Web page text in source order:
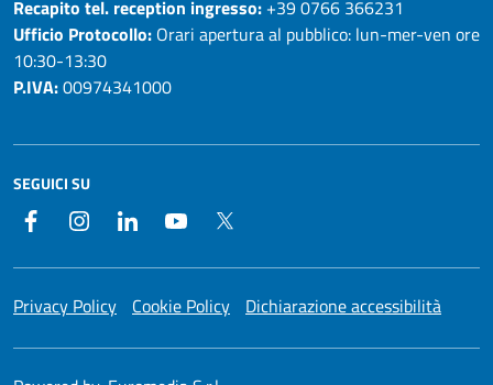
Recapito tel. reception ingresso: +39 0766 366231
Ufficio Protocollo: Orari apertura al pubblico: lun-mer-ven ore
10:30-13:30
P.IVA:00974341000
SEGUICI SU
Facebook InstagramLinkedIn YouTube
Privacy Policy Cookie Policy Dichiarazione accessibilità